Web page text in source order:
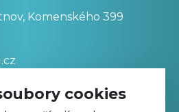
Komenského 399
cookies